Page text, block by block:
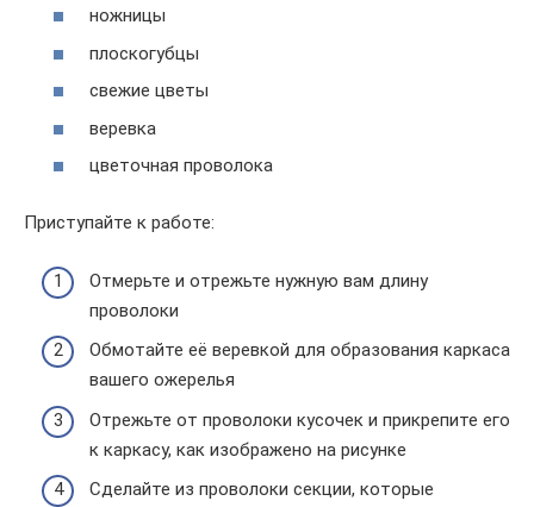
ножницы
плоскогубцы
свежие цветы
веревка
цветочная проволока
Приступайте к работе:
Отмерьте и отрежьте нужную вам длину
проволоки
Обмотайте её веревкой для образования каркаса
вашего ожерелья
Отрежьте от проволоки кусочек и прикрепите его
к каркасу, как изображено на рисунке
Сделайте из проволоки секции, которые